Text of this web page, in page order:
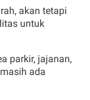
akan tetapi
untuk
parkir, jajanan,
ada